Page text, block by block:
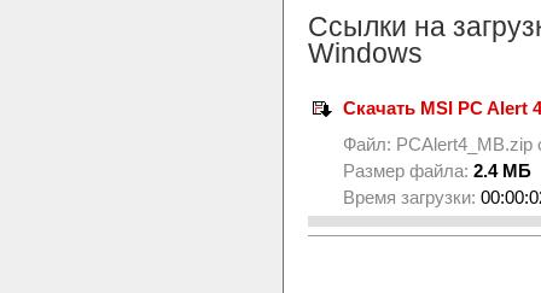
Ссылки на
Windows
Скачать MSI PC Alert
Файл: PCAlert4_MB.zip
Размер файла: 2.4 МБ
Время загрузки: